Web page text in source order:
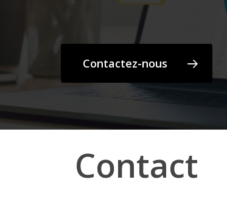
Contactez-nous
Contact